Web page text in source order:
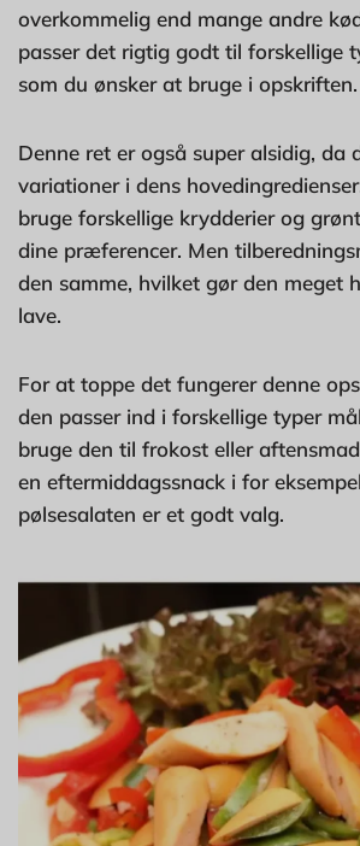
overkommelig end mange andre
passer det rigtig godt til forskellige
som du ønsker at bruge i opskriften.
Denne ret er også super alsidig, da
variationer i dens
bruge forskellige krydderier og
dine præferencer. Men
den samme, hvilket gør den meget
lave.
For at toppe det fungerer denne
den passer ind i forskellige typer
bruge den til frokost eller
en eftermiddagssnack i for
pølsesalaten er et godt valg.